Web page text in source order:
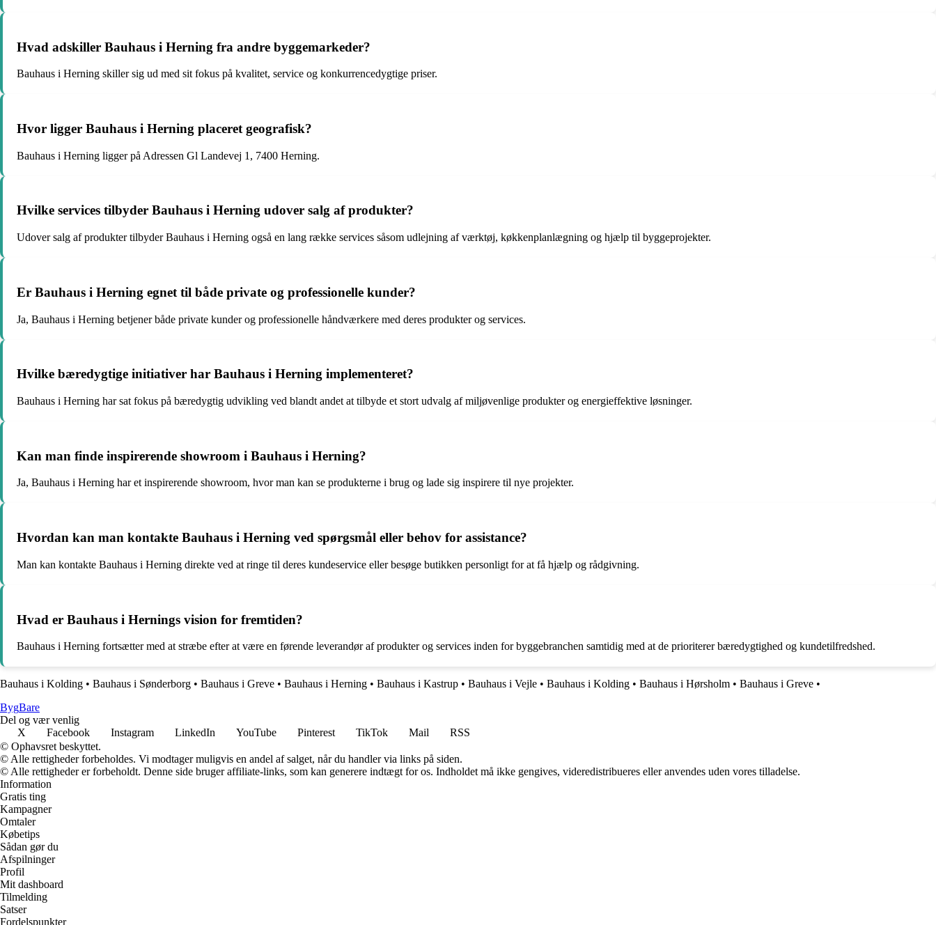
Hvad adskiller Bauhaus i Herning fra andre byggemarkeder?
Bauhaus i Herning skiller sig ud med sit fokus på kvalitet, service og konkurrencedygtige priser.
Hvor ligger Bauhaus i Herning placeret geografisk?
Bauhaus i Herning ligger på Adressen Gl Landevej 1, 7400 Herning.
Hvilke services tilbyder Bauhaus i Herning udover salg af produkter?
Udover salg af produkter tilbyder Bauhaus i Herning også en lang række services såsom udlejning af værktøj, køkkenplanlægning og hjælp til byggeprojekter.
Er Bauhaus i Herning egnet til både private og professionelle kunder?
Ja, Bauhaus i Herning betjener både private kunder og professionelle håndværkere med deres produkter og services.
Hvilke bæredygtige initiativer har Bauhaus i Herning implementeret?
Bauhaus i Herning har sat fokus på bæredygtig udvikling ved blandt andet at tilbyde et stort udvalg af miljøvenlige produkter og energieffektive løsninger.
Kan man finde inspirerende showroom i Bauhaus i Herning?
Ja, Bauhaus i Herning har et inspirerende showroom, hvor man kan se produkterne i brug og lade sig inspirere til nye projekter.
Hvordan kan man kontakte Bauhaus i Herning ved spørgsmål eller behov for assistance?
Man kan kontakte Bauhaus i Herning direkte ved at ringe til deres kundeservice eller besøge butikken personligt for at få hjælp og rådgivning.
Hvad er Bauhaus i Hernings vision for fremtiden?
Bauhaus i Herning fortsætter med at stræbe efter at være en førende leverandør af produkter og services inden for byggebranchen samtidig med at de prioriterer bæredygtighed og kundetilfredshed.
Bauhaus i Kolding • Bauhaus i Sønderborg • Bauhaus i Greve • Bauhaus i Herning • Bauhaus i Kastrup • Bauhaus i Vejle • Bauhaus i Kolding • Bauhaus i Hørsholm • Bauhaus i Greve •
BygBare
Del og vær venlig
X
Facebook Instagram LinkedIn YouTube Pinterest TikTok Mail
RSS
© Ophavsret beskyttet.
© Alle rettigheder forbeholdes. Vi modtager muligvis en andel af salget, når du handler via links på siden.
© Alle rettigheder er forbeholdt. Denne side bruger affiliate-links, som kan generere indtægt for os. Indholdet må ikke gengives, videredistribueres eller anvendes uden vores tilladelse.
Information
Gratis ting
Kampagner
Omtaler
Købetips
Sådan gør du
Afspilninger
Profil
Mit dashboard
Tilmelding
Satser
Fordelspunkter